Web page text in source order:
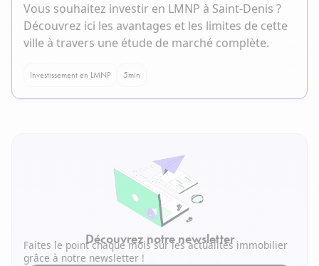
Vous souhaitez investir en LMNP à Saint-Denis ?
Découvrez ici les avantages et les limites de cette
ville à travers une étude de marché complète.
Investissement en LMNP 5min
Découvrez notre newsletter
Faites le point chaque mois sur les actualités immobilier
grâce à notre newsletter !